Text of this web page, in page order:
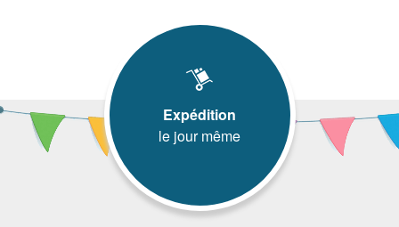
Expédition
le jour même